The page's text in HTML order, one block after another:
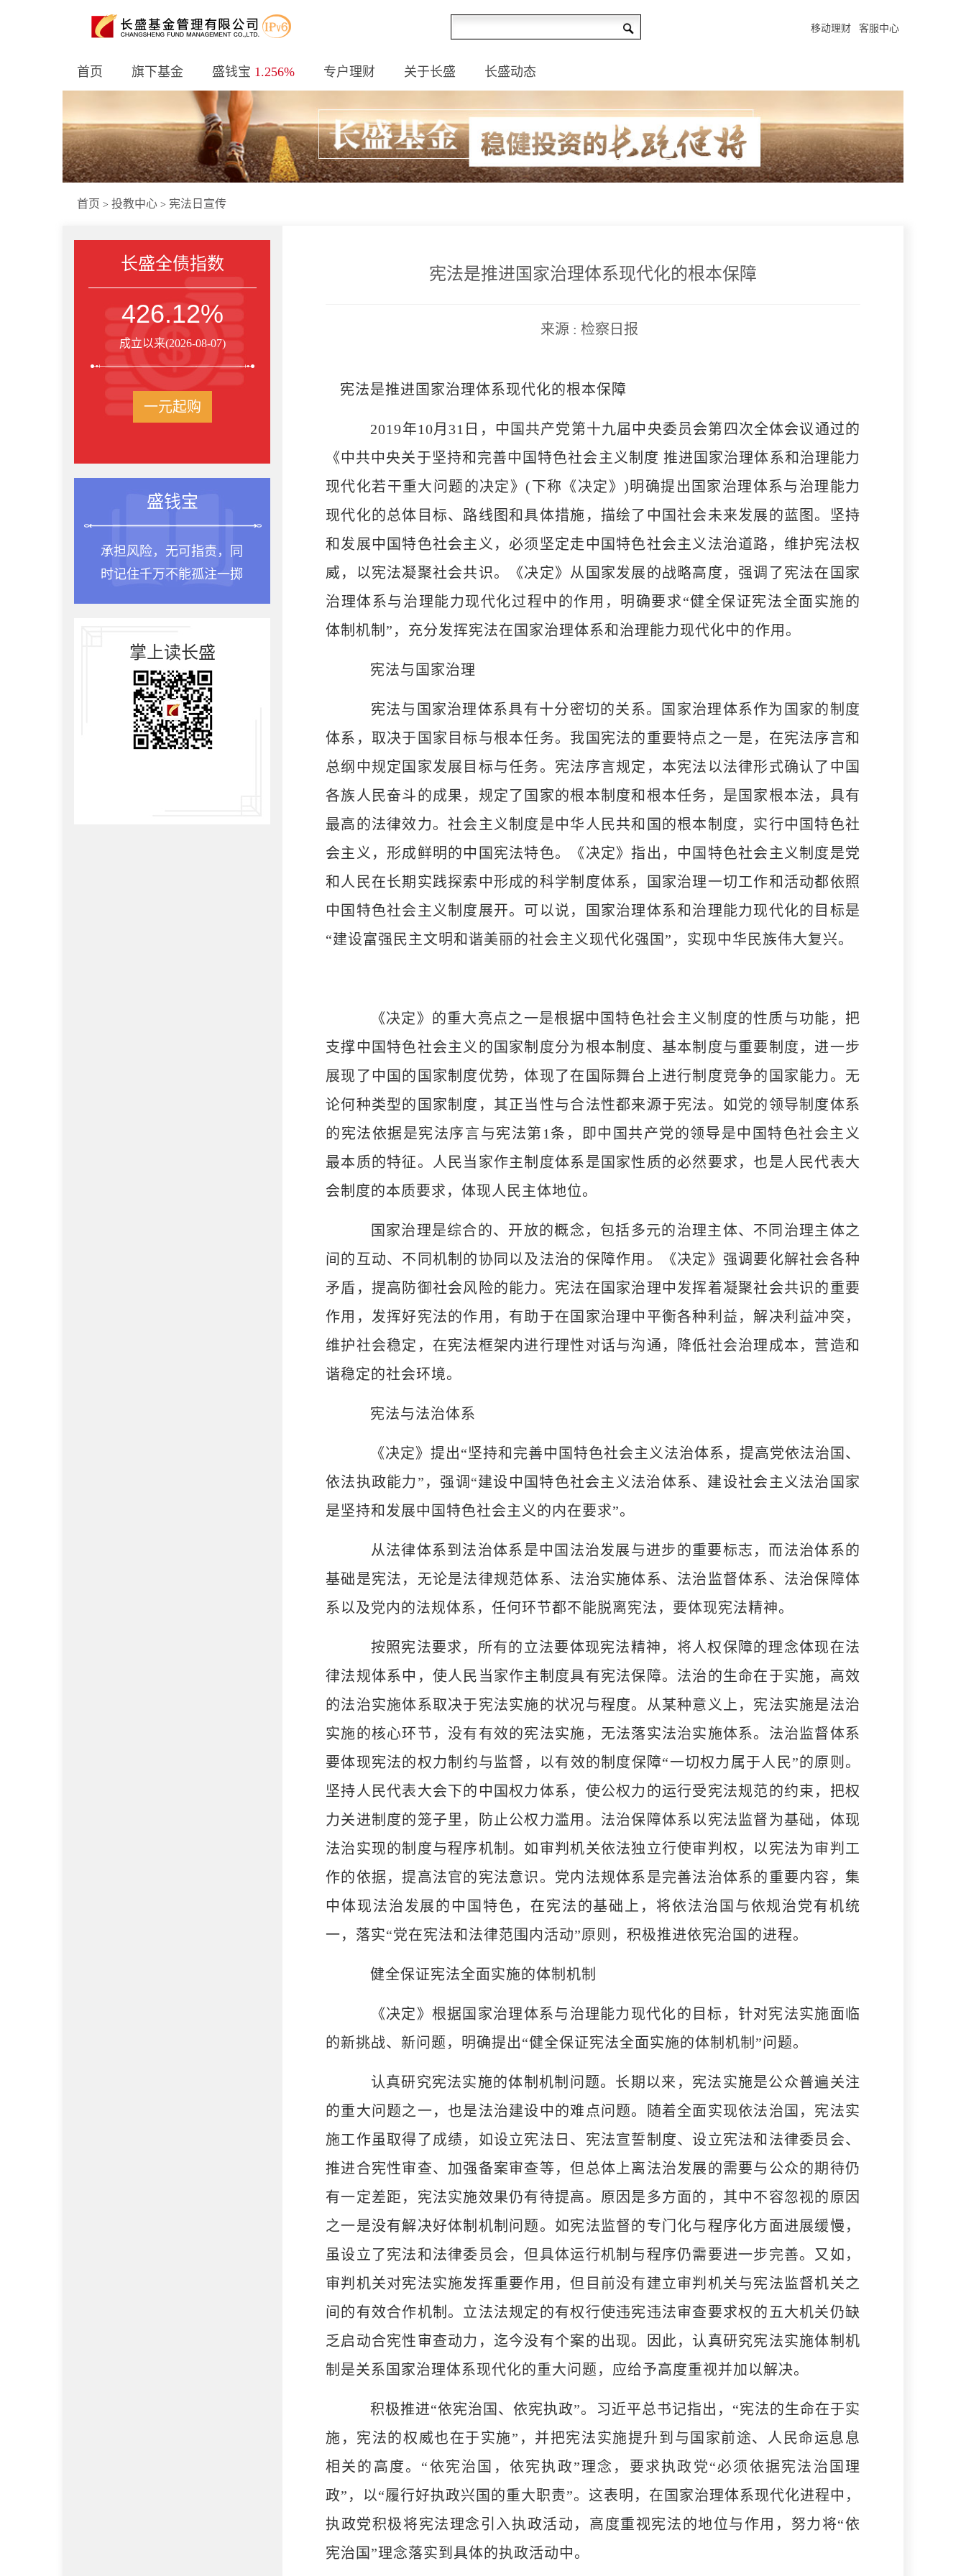
移动理财 客服中心
首页 旗下基金 盛钱宝 1.256% 专户理财 关于长盛 长盛动态
首页 > 投教中心 > 宪法日宣传
长盛全债指数
426.12%
成立以来(2026-08-07)
一元起购
投资箴言
种一棵树最合适的时间
是十年前，其次是现在。
掌上读长盛
宪法是推进国家治理体系现代化的根本保障
来源 : 检察日报
宪法是推进国家治理体系现代化的根本保障
2019年10月31日，中国共产党第十九届中央委员会第四次全体会议通过的
《中共中央关于坚持和完善中国特色社会主义制度 推进国家治理体系和治理能力
现代化若干重大问题的决定》(下称《决定》)明确提出国家治理体系与治理能力
现代化的总体目标、路线图和具体措施，描绘了中国社会未来发展的蓝图。坚持
和发展中国特色社会主义，必须坚定走中国特色社会主义法治道路，维护宪法权
威，以宪法凝聚社会共识。《决定》从国家发展的战略高度，强调了宪法在国家
治理体系与治理能力现代化过程中的作用，明确要求“健全保证宪法全面实施的
体制机制”，充分发挥宪法在国家治理体系和治理能力现代化中的作用。
宪法与国家治理
宪法与国家治理体系具有十分密切的关系。国家治理体系作为国家的制度
体系，取决于国家目标与根本任务。我国宪法的重要特点之一是，在宪法序言和
总纲中规定国家发展目标与任务。宪法序言规定，本宪法以法律形式确认了中国
各族人民奋斗的成果，规定了国家的根本制度和根本任务，是国家根本法，具有
最高的法律效力。社会主义制度是中华人民共和国的根本制度，实行中国特色社
会主义，形成鲜明的中国宪法特色。《决定》指出，中国特色社会主义制度是党
和人民在长期实践探索中形成的科学制度体系，国家治理一切工作和活动都依照
中国特色社会主义制度展开。可以说，国家治理体系和治理能力现代化的目标是
“建设富强民主文明和谐美丽的社会主义现代化强国”，实现中华民族伟大复兴。
《决定》的重大亮点之一是根据中国特色社会主义制度的性质与功能，把
支撑中国特色社会主义的国家制度分为根本制度、基本制度与重要制度，进一步
展现了中国的国家制度优势，体现了在国际舞台上进行制度竞争的国家能力。无
论何种类型的国家制度，其正当性与合法性都来源于宪法。如党的领导制度体系
的宪法依据是宪法序言与宪法第1条，即中国共产党的领导是中国特色社会主义
最本质的特征。人民当家作主制度体系是国家性质的必然要求，也是人民代表大
会制度的本质要求，体现人民主体地位。
国家治理是综合的、开放的概念，包括多元的治理主体、不同治理主体之
间的互动、不同机制的协同以及法治的保障作用。《决定》强调要化解社会各种
矛盾，提高防御社会风险的能力。宪法在国家治理中发挥着凝聚社会共识的重要
作用，发挥好宪法的作用，有助于在国家治理中平衡各种利益，解决利益冲突，
维护社会稳定，在宪法框架内进行理性对话与沟通，降低社会治理成本，营造和
谐稳定的社会环境。
宪法与法治体系
《决定》提出“坚持和完善中国特色社会主义法治体系，提高党依法治国、
依法执政能力”，强调“建设中国特色社会主义法治体系、建设社会主义法治国家
是坚持和发展中国特色社会主义的内在要求”。
从法律体系到法治体系是中国法治发展与进步的重要标志，而法治体系的
基础是宪法，无论是法律规范体系、法治实施体系、法治监督体系、法治保障体
系以及党内的法规体系，任何环节都不能脱离宪法，要体现宪法精神。
按照宪法要求，所有的立法要体现宪法精神，将人权保障的理念体现在法
律法规体系中，使人民当家作主制度具有宪法保障。法治的生命在于实施，高效
的法治实施体系取决于宪法实施的状况与程度。从某种意义上，宪法实施是法治
实施的核心环节，没有有效的宪法实施，无法落实法治实施体系。法治监督体系
要体现宪法的权力制约与监督，以有效的制度保障“一切权力属于人民”的原则。
坚持人民代表大会下的中国权力体系，使公权力的运行受宪法规范的约束，把权
力关进制度的笼子里，防止公权力滥用。法治保障体系以宪法监督为基础，体现
法治实现的制度与程序机制。如审判机关依法独立行使审判权，以宪法为审判工
作的依据，提高法官的宪法意识。党内法规体系是完善法治体系的重要内容，集
中体现法治发展的中国特色，在宪法的基础上，将依法治国与依规治党有机统
一，落实“党在宪法和法律范围内活动”原则，积极推进依宪治国的进程。
健全保证宪法全面实施的体制机制
《决定》根据国家治理体系与治理能力现代化的目标，针对宪法实施面临
的新挑战、新问题，明确提出“健全保证宪法全面实施的体制机制”问题。
认真研究宪法实施的体制机制问题。长期以来，宪法实施是公众普遍关注
的重大问题之一，也是法治建设中的难点问题。随着全面实现依法治国，宪法实
施工作虽取得了成绩，如设立宪法日、宪法宣誓制度、设立宪法和法律委员会、
推进合宪性审查、加强备案审查等，但总体上离法治发展的需要与公众的期待仍
有一定差距，宪法实施效果仍有待提高。原因是多方面的，其中不容忽视的原因
之一是没有解决好体制机制问题。如宪法监督的专门化与程序化方面进展缓慢，
虽设立了宪法和法律委员会，但具体运行机制与程序仍需要进一步完善。又如，
审判机关对宪法实施发挥重要作用，但目前没有建立审判机关与宪法监督机关之
间的有效合作机制。立法法规定的有权行使违宪违法审查要求权的五大机关仍缺
乏启动合宪性审查动力，迄今没有个案的出现。因此，认真研究宪法实施体制机
制是关系国家治理体系现代化的重大问题，应给予高度重视并加以解决。
积极推进“依宪治国、依宪执政”。习近平总书记指出，“宪法的生命在于实
施，宪法的权威也在于实施”，并把宪法实施提升到与国家前途、人民命运息息
相关的高度。“依宪治国，依宪执政”理念，要求执政党“必须依据宪法治国理
政”，以“履行好执政兴国的重大职责”。这表明，在国家治理体系现代化进程中，
执政党积极将宪法理念引入执政活动，高度重视宪法的地位与作用，努力将“依
宪治国”理念落实到具体的执政活动中。